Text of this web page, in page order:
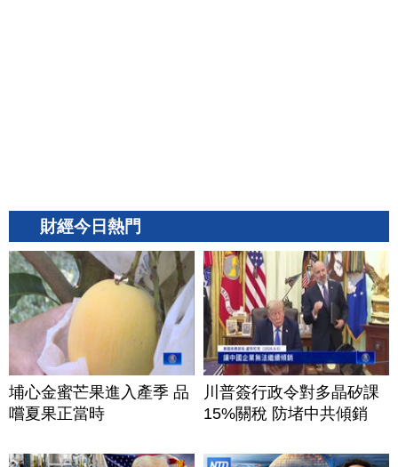
財經今日熱門
埔心金蜜芒果進入產季 品
嚐夏果正當時
川普簽行政令對多晶矽課
15%關稅 防堵中共傾銷